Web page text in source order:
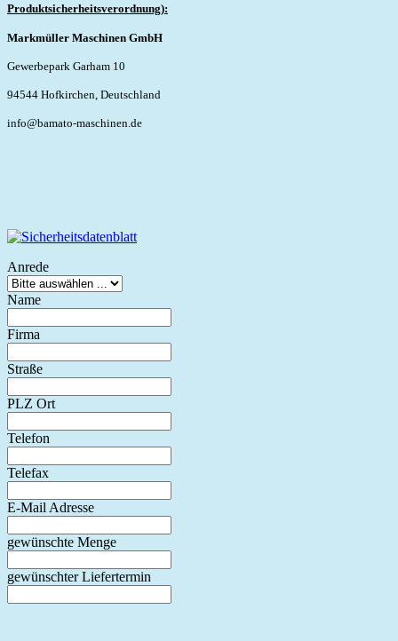
Produktsicherheitsverordnung):
Markmüller Maschinen GmbH
Gewerbepark Garham 10
94544 Hofkirchen, Deutschland
info@bamato-maschinen.de
Anrede
Name
Firma
Straße
PLZ Ort
Telefon
Telefax
E-Mail Adresse
gewünschte Menge
gewünschter Liefertermin